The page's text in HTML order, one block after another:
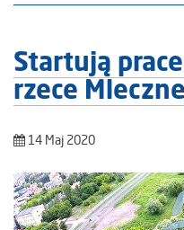
Startują
rzece
14 Maj 2020